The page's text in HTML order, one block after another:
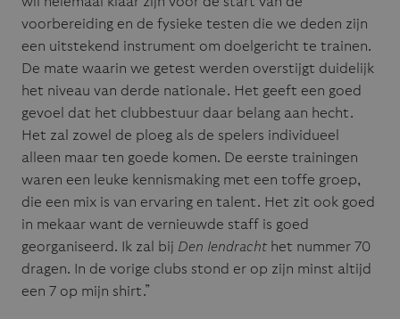
voorbereiding en de fysieke testen die we deden zijn
een uitstekend instrument om doelgericht te trainen.
De mate waarin we getest werden overstijgt duidelijk
het niveau van derde nationale. Het geeft een goed
gevoel dat het clubbestuur daar belang aan hecht.
Het zal zowel de ploeg als de spelers individueel
alleen maar ten goede komen. De eerste trainingen
waren een leuke kennismaking met een toffe groep,
die een mix is van ervaring en talent. Het zit ook goed
in mekaar want de vernieuwde staff is goed
georganiseerd. Ik zal bij Den Iendrachthet nummer 70
dragen. In de vorige clubs stond er op zijn minst altijd
een 7 op mijn shirt.”